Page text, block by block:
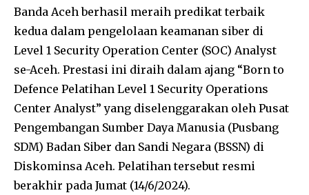
Banda Aceh berhasil meraih predikat terbaik
kedua dalam pengelolaan keamanan siber di
Level 1 Security Operation Center (SOC) Analyst
se-Aceh. Prestasi ini diraih dalam ajang “Born to
Defence Pelatihan Level 1 Security Operations
Center Analyst” yang diselenggarakan oleh Pusat
Pengembangan Sumber Daya Manusia (Pusbang
SDM) Badan Siber dan Sandi Negara (BSSN) di
Diskominsa Aceh. Pelatihan tersebut resmi
berakhir pada Jumat (14/6/2024).